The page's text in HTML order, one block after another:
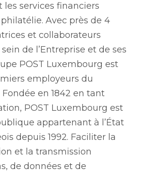
services financiers
Avec près de 4
et collaborateurs
de l’Entreprise et de ses
POST Luxembourg est
employeurs du
en 1842 en tant
POST Luxembourg est
appartenant à l’État
depuis 1992. Faciliter la
et la transmission
de données et de